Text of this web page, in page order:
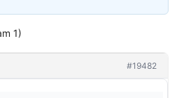
1)
#19482